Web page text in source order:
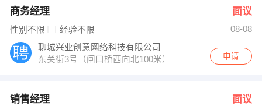
王老师 发布 [动漫动画设计实习生 ] 招聘信息
孔经理 发布 [商务主管 ] 招聘信息
【聊城瑞捷化学有限公司 】 强势入驻
商务经理 面议
性别不限 经验不限
08-08
聊城兴业创意网络科技有限公司
东关街3号（闸口桥西向北100米）
申请
销售经理 面议